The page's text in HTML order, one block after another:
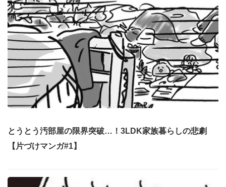
とうとう汚部屋の限界突破…！3LDK家族暮らしの悲劇
【片づけマンガ#1】